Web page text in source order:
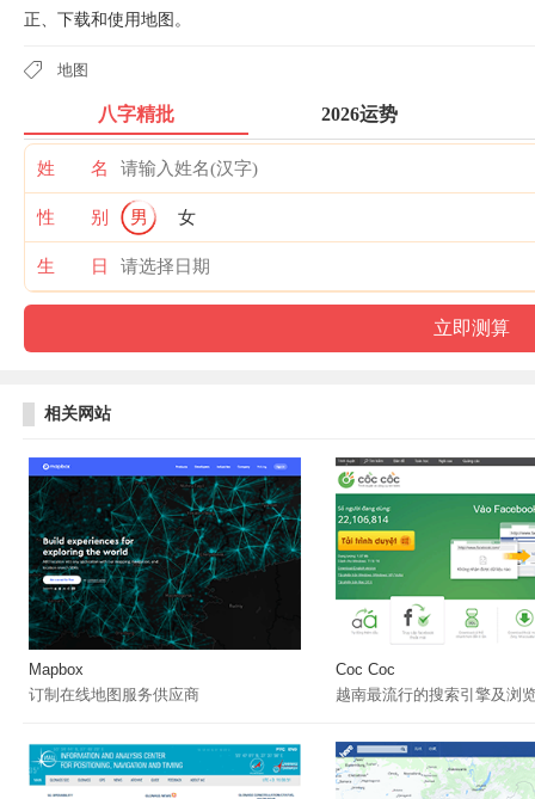
正、下载和使用地图。
地图
八字精批 2026运势
姓 名
性 别 男 女
生 日
相关网站
Mapbox
订制在线地图服务供应商
Coc Coc
越南最流行的搜索引擎及浏